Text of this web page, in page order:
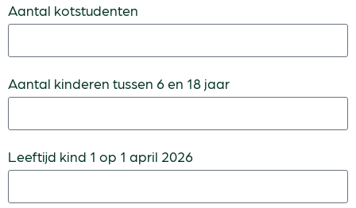
Aantal kotstudenten
Aantal kinderen tussen 6 en 18 jaar
Leeftijd kind 1 op 1 april 2026